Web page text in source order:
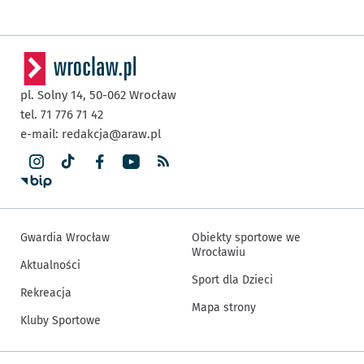
pl. Solny 14, 50-062 Wrocław
tel. 71 776 71 42
e-mail: redakcja@araw.pl
Gwardia Wrocław
Aktualności
Rekreacja
Kluby Sportowe
Obiekty sportowe we
Wrocławiu
Sport dla Dzieci
Mapa strony